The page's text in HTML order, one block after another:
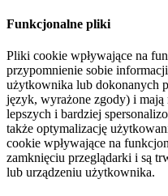
Funkcjonalne pliki
Pliki cookie wpływające na
przypomnienie sobie
użytkownika lub dokonanych
język, wyrażone zgody) i
lepszych i bardziej
także optymalizację
cookie wpływające na
zamknięciu przeglądarki i są
lub urządzeniu użytkownika.